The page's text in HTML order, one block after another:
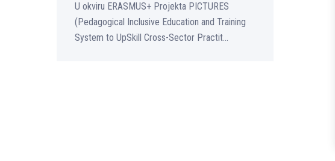
U okviru ERASMUS+ Projekta PICTURES
(Pedagogical Inclusive Education and Training
System to UpSkill Cross-Sector Practit...